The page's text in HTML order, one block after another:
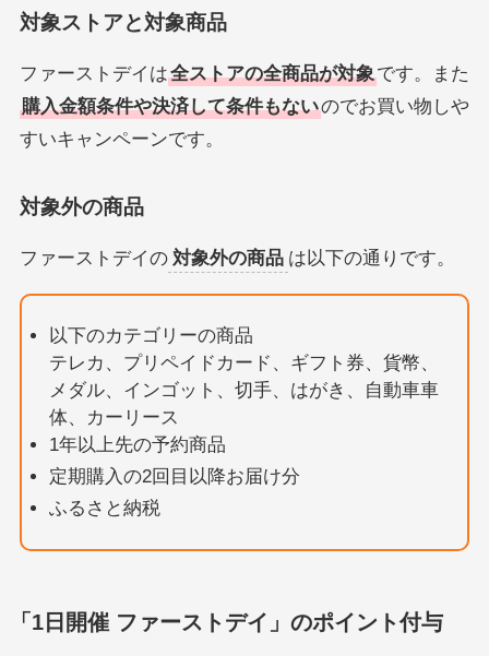
対象ストアと対象商品
ファーストデイは全ストアの全商品が対象です。また
購入金額条件や決済して条件もないのでお買い物しや
すいキャンペーンです。
対象外の商品
ファーストデイの 対象外の商品 は以下の通りです。
以下のカテゴリーの商品
テレカ、プリペイドカード、ギフト券、貨幣、
メダル、インゴット、切手、はがき、自動車車
体、カーリース
1年以上先の予約商品
定期購入の2回目以降お届け分
ふるさと納税
「1日開催 ファーストデイ」のポイント付与